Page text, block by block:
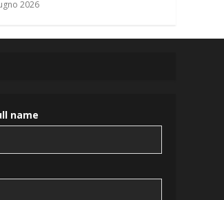
2026
name